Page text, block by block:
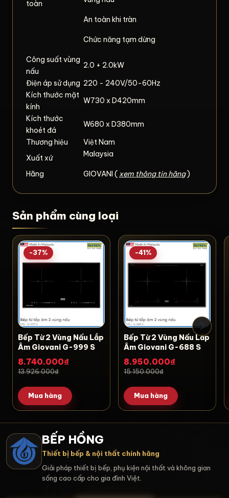
toàn
An toàn khi tràn
Chức năng tạm dừng
Công suất vùng
nấu
2.0 + 2.0kW
Điện áp sử dụng 220 - 240V/50-60Hz
Kích thước mặt
kính
W730 x D420mm
Kích thước
khoét đá
W680 x D380mm
Thương hiệu
Việt Nam
Xuất xứ
Malaysia
Hãng GIOVANI ( xem thông tin hãng)
Sản phẩm cùng loại
-37%
Bếp Từ 2 Vùng Nấu Lắp
Âm Giovani G-999 S
8.740.000₫
13.926.000₫
Mua hàng
-41%
Bếp Từ 2 Vùng Nấu Lắp
Âm Giovani G-688 S
8.950.000₫
15.150.000₫
Mua hàng
BẾP HỒNG
Thiết bị bếp & nội thất chính hãng
Giải pháp thiết bị bếp, phụ kiện nội thất và không gian
sống cao cấp cho gia đình Việt.